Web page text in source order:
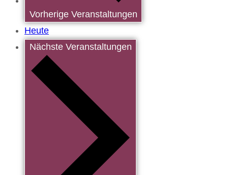
Vorherige Veranstaltungen
Heute
Nächste Veranstaltungen